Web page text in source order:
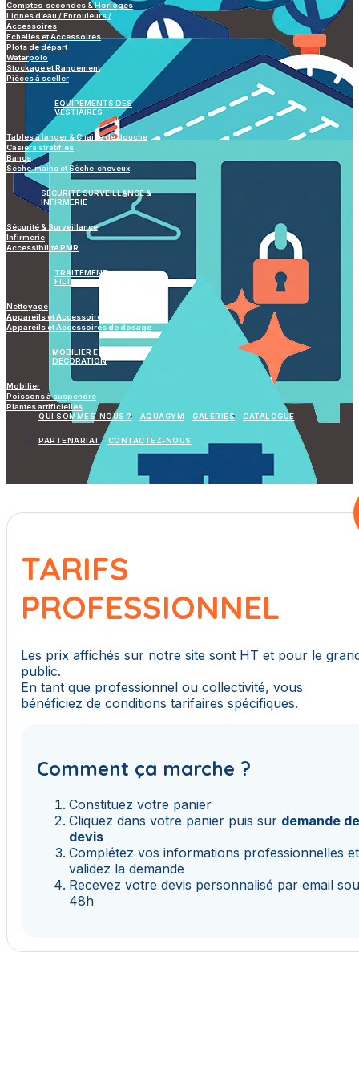
Comptes-secondes & Horloges
Lignes d’eau / Enrouleurs /
Accessoires
Echelles et Accessoires
Plots de départ
Waterpolo
Stockage et Rangement
Pièces à sceller
ÉQUIPEMENTS DES
VESTIAIRES
Tables à langer & Chaise de douche
Casiers stratifiés
Bancs
Sèche-mains et Sèche-cheveux
SÉCURITÉ SURVEILLANCE &
INFIRMERIE
Sécurité & Surveillance
Infirmerie
Accessibilité PMR
TRAITEMENT
FILTRATION & HYGIÈNE
Nettoyage
Appareils et Accessoires de mesure
Appareils et Accessoires de dosage
MOBILIER ET
DECORATION
Mobilier
Poissons à suspendre
Plantes artificielles
QUI SOMMES-NOUS ?
AQUAGYM GALERIES CATALOGUE
PARTENARIAT CONTACTEZ-NOUS
TARIFS
PROFESSIONNEL
Les prix affichés sur notre site sont HT et pour le
public.
En tant que professionnel ou collectivité, vous
bénéficiez de conditions tarifaires spécifiques.
Comment ça marche ?
Constituez votre panier
Cliquez dans votre panier puis sur demande
devis
Complétez vos informations professionnelles et
validez la demande
Recevez votre devis personnalisé par email
48h